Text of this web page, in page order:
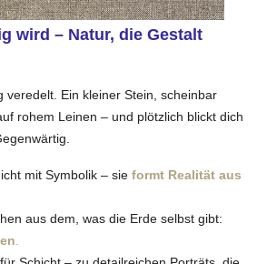
wird – Natur, die Gestalt
veredelt. Ein kleiner Stein, scheinbar
rohem Leinen – und plötzlich blickt dich
mit Symbolik – sie formt Realität aus
aus dem, was die Erde selbst gibt: